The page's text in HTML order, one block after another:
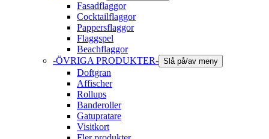
Fasadflaggor
Cocktailflaggor
Pappersflaggor
Flaggspel
Beachflaggor
-ÖVRIGA PRODUKTER- Slå på/av meny
Doftgran
Affischer
Rollups
Banderoller
Gatupratare
Visitkort